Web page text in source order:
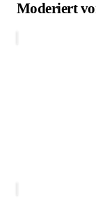
Moderiert